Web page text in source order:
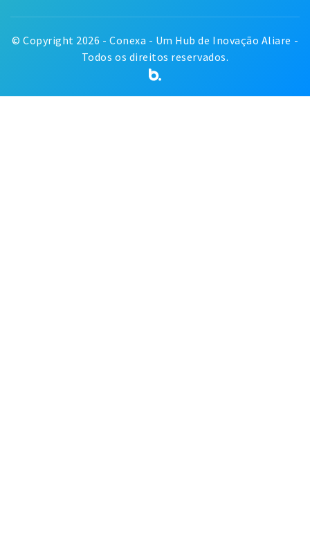
© Copyright 2026 - Conexa - Um Hub de Inovação Aliare -
Todos os direitos reservados.